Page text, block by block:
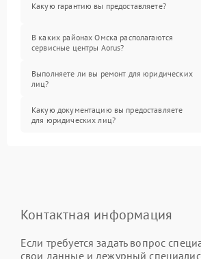
Какую гарантию вы предоставляете?
В каких районах Омска располагаются
сервисные центры Aorus?
Выполняете ли вы ремонт для юридических
лиц?
Какую документацию вы предоставляете
для юридических лиц?
Контактная информация
Если требуется задать вопрос
свои данные и дежурный